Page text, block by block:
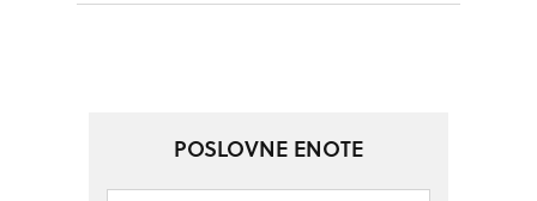
SO TRENUTNO ODPRTA
POSLOVNE ENOTE